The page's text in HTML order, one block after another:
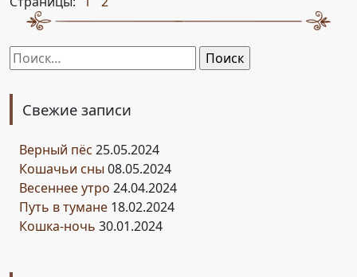
Найти:
Свежие записи
Верный пёс 25.05.2024
Кошачьи сны 08.05.2024
Весеннее утро 24.04.2024
Путь в тумане 18.02.2024
Кошка-ночь 30.01.2024